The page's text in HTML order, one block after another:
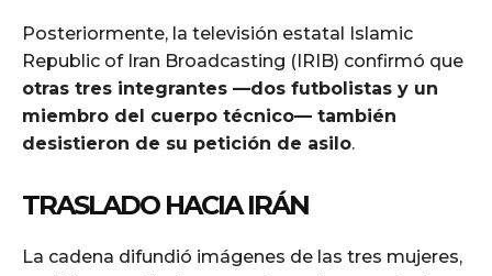
Posteriormente, la televisión estatal Islamic
Republic of Iran Broadcasting (IRIB) confirmó que
otras tres integrantes —dos futbolistas y un
miembro del cuerpo técnico— también
desistieron de su petición de asilo.
TRASLADO HACIA IRÁN
La cadena difundió imágenes de las tres mujeres,